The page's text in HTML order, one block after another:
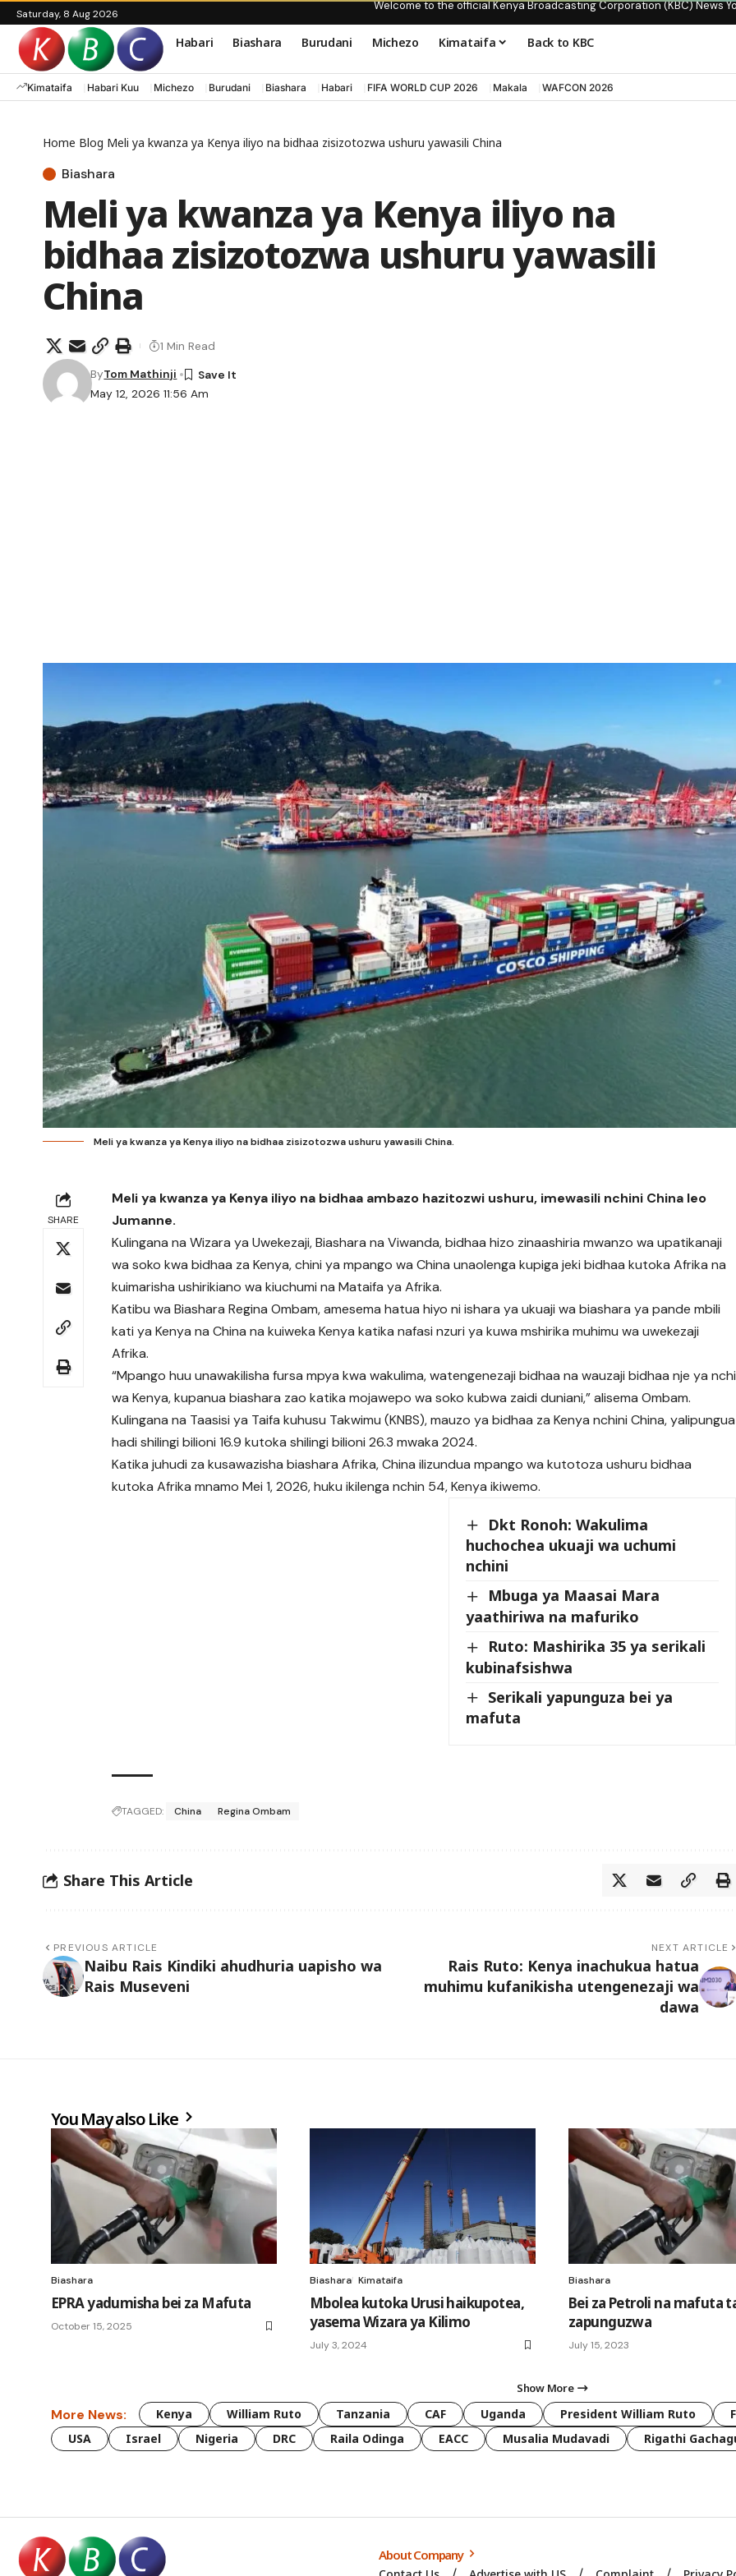
Saturday, 8 Aug 2026
Welcome to the official Kenya Broadcasting Corporation (KBC) News
Habari Biashara Burudani Michezo Kimataifa Back to KBC
Kimataifa Habari Kuu Michezo Burudani Biashara Habari FIFA WORLD CUP 2026 Makala WAFCON 2026
Home Blog Meli ya kwanza ya Kenya iliyo na bidhaa zisizotozwa ushuru yawasili China
Biashara
Meli ya kwanza ya Kenya iliyo na
bidhaa zisizotozwa ushuru yawasili
China
May 12, 2026 11:56 Am
ByTom Mathinji
1 Min Read
Meli ya kwanza ya Kenya iliyo na bidhaa zisizotozwa ushuru yawasili China.
SHARE
Meli ya kwanza ya Kenya iliyo na bidhaa ambazo hazitozwi ushuru, imewasili nchini China leo
Jumanne.
Kulingana na Wizara ya Uwekezaji, Biashara na Viwanda, bidhaa hizo zinaashiria mwanzo wa upatikanaji
wa soko kwa bidhaa za Kenya, chini ya mpango wa China unaolenga kupiga jeki bidhaa kutoka Afrika na
kuimarisha ushirikiano wa kiuchumi na Mataifa ya Afrika.
Katibu wa Biashara Regina Ombam, amesema hatua hiyo ni ishara ya ukuaji wa biashara ya pande mbili
kati ya Kenya na China na kuiweka Kenya katika nafasi nzuri ya kuwa mshirika muhimu wa uwekezaji
Afrika.
“Mpango huu unawakilisha fursa mpya kwa wakulima, watengenezaji bidhaa na wauzaji bidhaa nje ya nchi
wa Kenya, kupanua biashara zao katika mojawepo wa soko kubwa zaidi duniani,” alisema Ombam.
Kulingana na Taasisi ya Taifa kuhusu Takwimu (KNBS), mauzo ya bidhaa za Kenya nchini China, yalipungua
hadi shilingi bilioni 16.9 kutoka shilingi bilioni 26.3 mwaka 2024.
Katika juhudi za kusawazisha biashara Afrika, China ilizundua mpango wa kutotoza ushuru bidhaa
kutoka Afrika mnamo Mei 1, 2026, huku ikilenga nchin 54, Kenya ikiwemo.
Dkt Ronoh: Wakulima
huchochea ukuaji wa uchumi
nchini
Mbuga ya Maasai Mara
yaathiriwa na mafuriko
Ruto: Mashirika 35 ya serikali
kubinafsishwa
Serikali yapunguza bei ya
mafuta
TAGGED: China Regina Ombam
Share This Article
PREVIOUS ARTICLE
Naibu Rais Kindiki ahudhuria uapisho wa
Rais Museveni
NEXT ARTICLE
Rais Ruto: Kenya inachukua hatua
muhimu kufanikisha utengenezaji wa
dawa
You May also Like
Biashara
EPRA yadumisha bei za Mafuta
October 15, 2025
Biashara Kimataifa
Mbolea kutoka Urusi haikupotea,
yasema Wizara ya Kilimo
July 3, 2024
Biashara
Bei za Petroli na mafuta
zapunguzwa
July 15, 2023
Show More
More News: Kenya William Ruto Tanzania CAF Uganda President William Ruto
USA
Israel Nigeria DRC Raila Odinga EACC Musalia Mudavadi Rigathi
About Company